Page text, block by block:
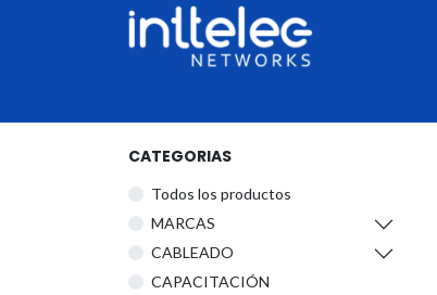
CATEGORIAS
Todos los productos
​MARCAS
CABLEADO
CAPACITACIÓN